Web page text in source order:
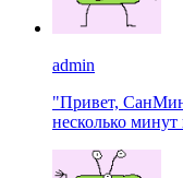
admin
"Привет,
несколько